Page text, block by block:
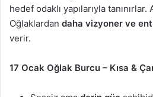
hedef odaklı yapılarıyla
Oğlaklardan daha vizyoner ve
verir.
17 Ocak Oğlak Burcu – Kısa &